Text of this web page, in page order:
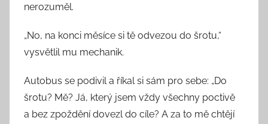
nerozuměl.
„No, na konci měsíce si tě odvezou do šrotu,“
vysvětlil mu mechanik.
Autobus se podivil a říkal si sám pro sebe: „Do
šrotu? Mě? Já, který jsem vždy všechny poctivě
a bez zpoždění dovezl do cíle? A za to mě chtějí